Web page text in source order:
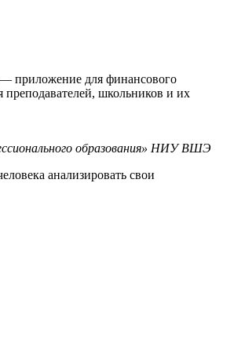
приложение для финансового
школьников и их
образования» НИУ ВШЭ
анализировать свои